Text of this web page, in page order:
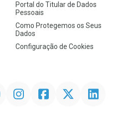
Portal do Titular de Dados
Pessoais
Como Protegemos os Seus
Dados
Configuração de Cookies
InstagramFacebookTwitter Linkedin